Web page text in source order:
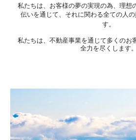
私たちは、お客様の夢の実現の為、理想
伝いを通じて、それに関わる全ての人
す。
私たちは、不動産事業を通じて多くのお
全力を尽くします。